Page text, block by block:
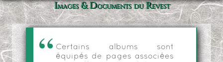
Images & Documents du Revest
Certains albums sont
équipés de pages associées